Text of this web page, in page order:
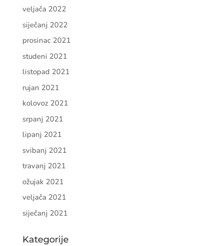
veljača 2022
siječanj 2022
prosinac 2021
studeni 2021
listopad 2021
rujan 2021
kolovoz 2021
srpanj 2021
lipanj 2021
svibanj 2021
travanj 2021
ožujak 2021
veljača 2021
siječanj 2021
Kategorije